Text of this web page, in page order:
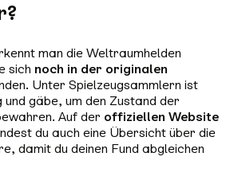
man die Weltraumhelden
sich noch in der originalen
Unter Spielzeugsammlern ist
gäbe, um den Zustand der
Auf der offiziellen Website
du auch eine Übersicht über die
damit du deinen Fund abgleichen